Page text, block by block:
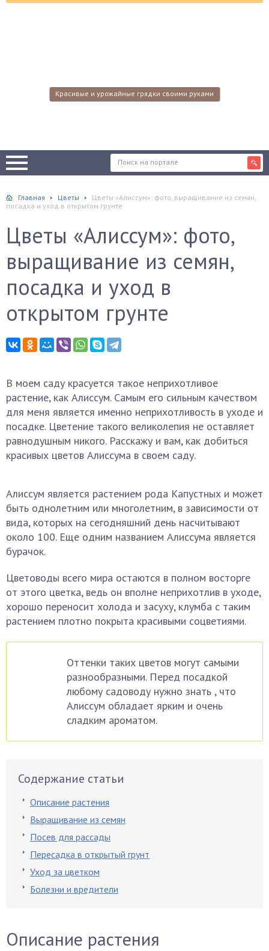
Красивые и урожайные грядки своими руками
Главная Цветы
Цветы «Алиссум»: фото, выращивание из семян,
посадка и уход в открытом грунте
Цветы «Алиссум»: фото,
выращивание из семян,
посадка и уход в
открытом грунте
В моем саду красуется такое неприхотливое
растение, как Алиссум. Самым его сильным качеством
для меня является именно неприхотливость в уходе и
посадке. Цветение такого великолепия не оставляет
равнодушным никого. Расскажу и вам, как добиться
красивых цветов Алиссума в своем саду.
Алиссум является растением рода Капустных и может
быть однолетним или многолетним, в зависимости от
вида, которых на сегодняшний день насчитывают
около 100. Еще одним названием Алиссума является
бурачок.
Цветоводы всего мира остаются в полном восторге
от этого цветка, ведь он вполне неприхотлив в уходе,
хорошо переносит холода и засуху, клумба с таким
растением плотно покрыта красивыми соцветиями.
Оттенки таких цветов могут самыми
разнообразными. Перед посадкой
любому садоводу нужно знать , что
Алиссум обладает ярким и очень
сладким ароматом.
Содержание статьи
Описание растения
Выращивание из семян
Посев для рассады
Пересадка в открытый грунт
Уход за цветком
Болезни и вредители
Описание растения